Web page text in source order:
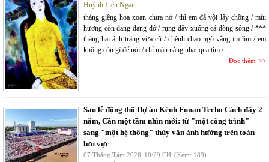
Huỳnh Liễu Ngạn
tháng giêng hoa xoan chưa nở / thì em đã vội lấy chồng / mùi
hương còn đang dang dở / rụng đầy xuống cả dòng sông / ***
tháng hai ánh trăng vừa cũ / chênh chao ngõ vắng im lìm / em
không còn gì để nói / chỉ màu nắng nhạt qua tim /
Đọc thêm
Sau lễ động thổ Dự án Kênh Funan Techo Cách đây 2
năm, Cần một tầm nhìn mới: từ "một công trình"
sang "một hệ thống" thủy văn ảnh hưởng trên toàn
lưu vực
07 Tháng Tám 2026 10:29 CH (Xem: 189)